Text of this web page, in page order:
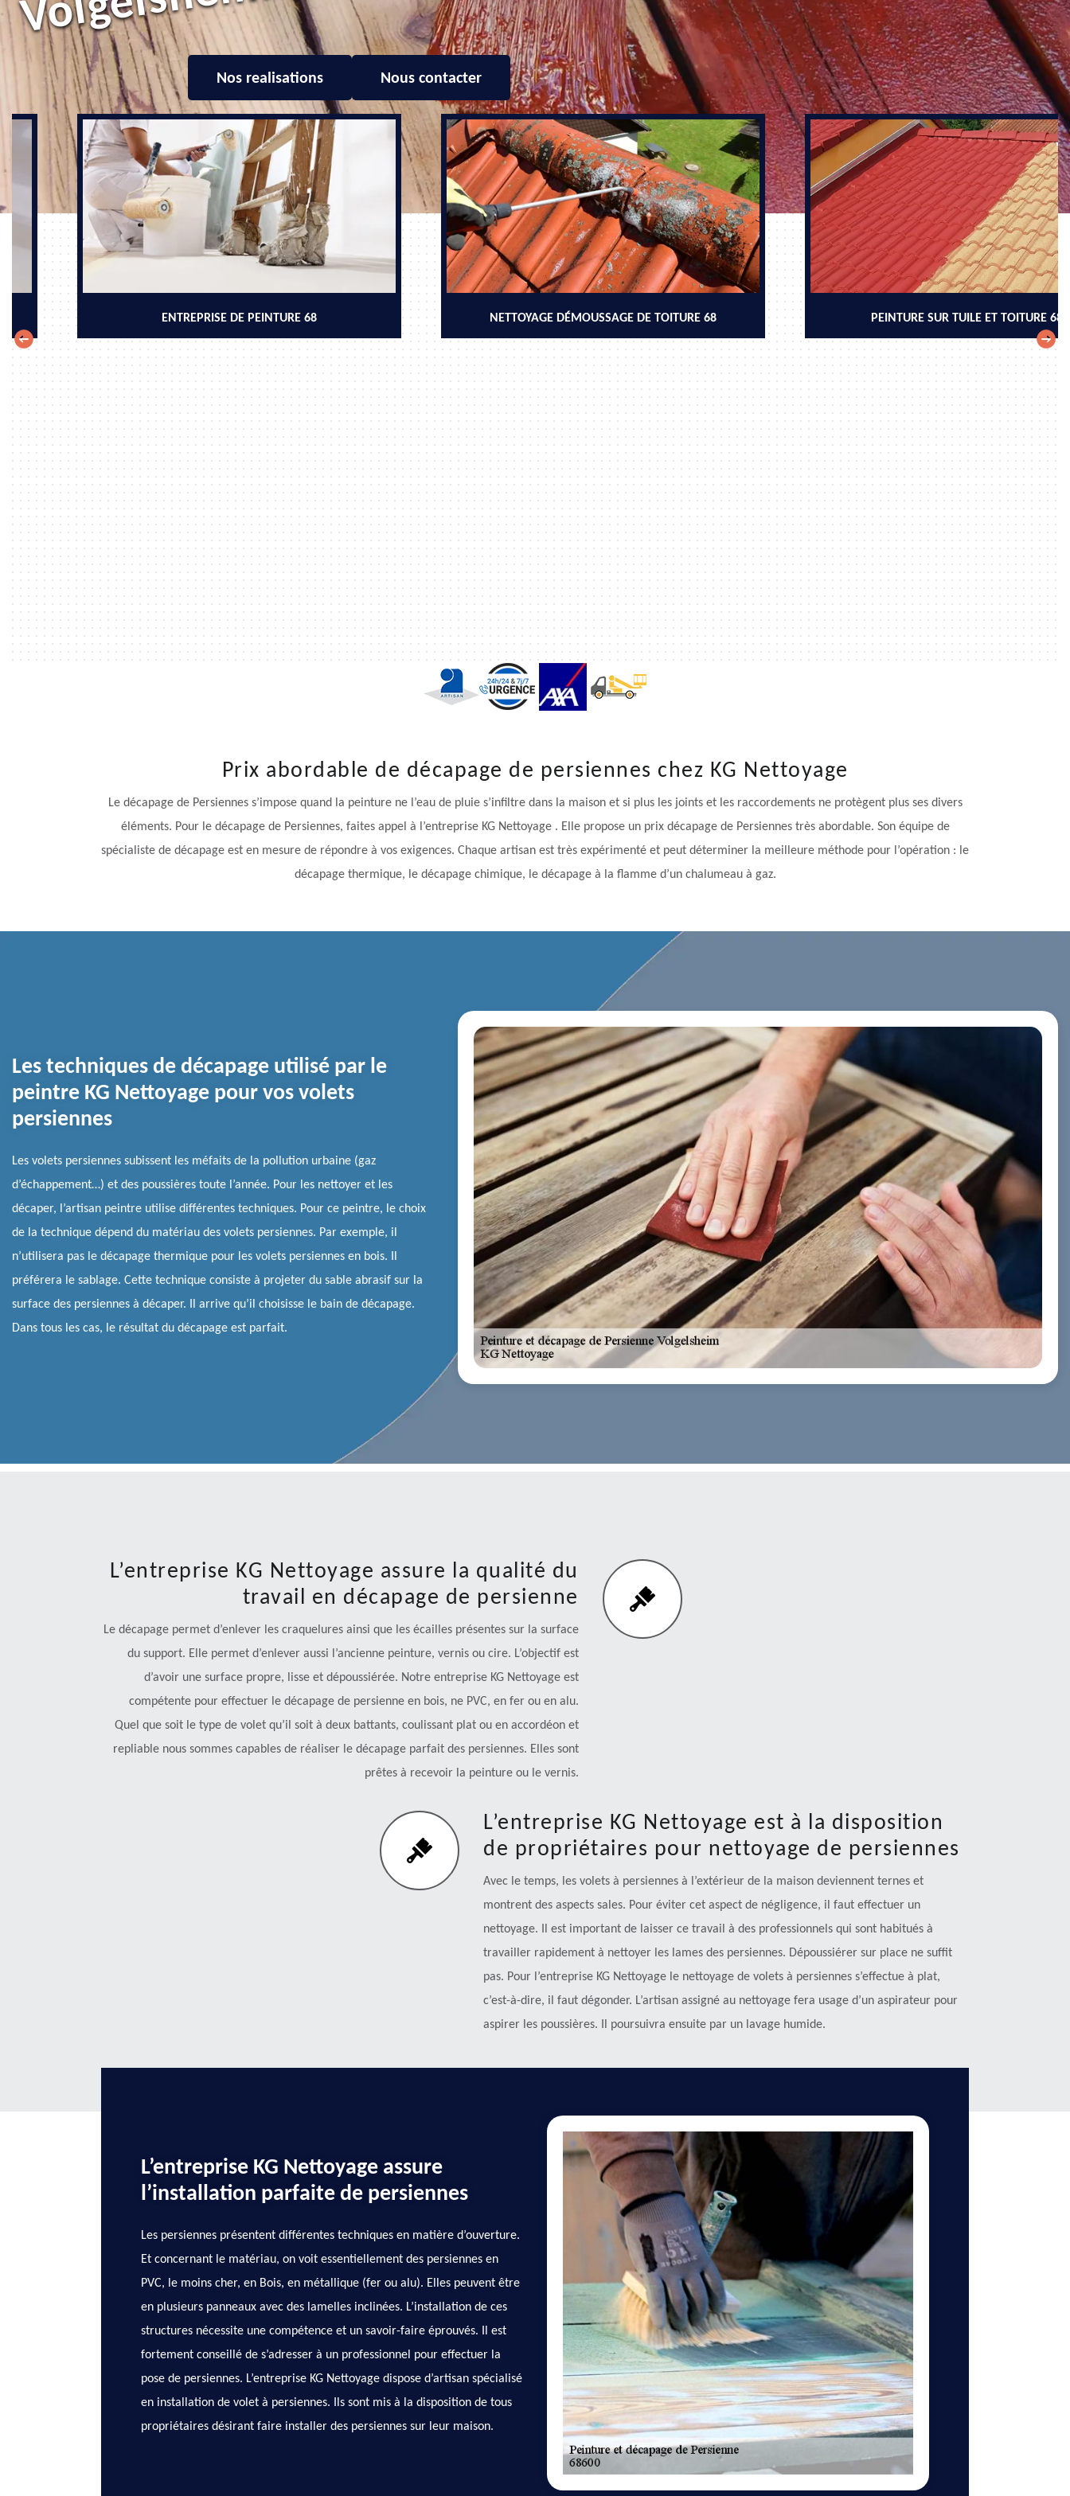
Nos realisations Nous contacter
ENTREPRISE DE PEINTURE 68 NETTOYAGE DÉMOUSSAGE DE TOITURE 68 PEINTURE SUR TUILE ET TOITURE 68
Prix abordable de décapage de persiennes chez KG Nettoyage
Le décapage de Persiennes s’impose quand la peinture ne l’eau de pluie s’infiltre dans la maison et si plus les joints et les raccordements ne protègent plus ses divers
éléments. Pour le décapage de Persiennes, faites appel à l’entreprise KG Nettoyage . Elle propose un prix décapage de Persiennes très abordable. Son équipe de
spécialiste de décapage est en mesure de répondre à vos exigences. Chaque artisan est très expérimenté et peut déterminer la meilleure méthode pour l’opération : le
décapage thermique, le décapage chimique, le décapage à la flamme d’un chalumeau à gaz.
Les techniques de décapage utilisé par le
peintre KG Nettoyage pour vos volets
persiennes
Les volets persiennes subissent les méfaits de la pollution urbaine (gaz
d’échappement…) et des poussières toute l’année. Pour les nettoyer et les
décaper, l’artisan peintre utilise différentes techniques. Pour ce peintre, le choix
de la technique dépend du matériau des volets persiennes. Par exemple, il
n’utilisera pas le décapage thermique pour les volets persiennes en bois. Il
préférera le sablage. Cette technique consiste à projeter du sable abrasif sur la
surface des persiennes à décaper. Il arrive qu’il choisisse le bain de décapage.
Dans tous les cas, le résultat du décapage est parfait.
L’entreprise KG Nettoyage assure la qualité du
travail en décapage de persienne
Le décapage permet d’enlever les craquelures ainsi que les écailles présentes sur la surface
du support. Elle permet d’enlever aussi l’ancienne peinture, vernis ou cire. L’objectif est
d’avoir une surface propre, lisse et dépoussiérée. Notre entreprise KG Nettoyage est
compétente pour effectuer le décapage de persienne en bois, ne PVC, en fer ou en alu.
Quel que soit le type de volet qu’il soit à deux battants, coulissant plat ou en accordéon et
repliable nous sommes capables de réaliser le décapage parfait des persiennes. Elles sont
prêtes à recevoir la peinture ou le vernis.
L’entreprise KG Nettoyage est à la disposition
de propriétaires pour nettoyage de persiennes
Avec le temps, les volets à persiennes à l’extérieur de la maison deviennent ternes et
montrent des aspects sales. Pour éviter cet aspect de négligence, il faut effectuer un
nettoyage. Il est important de laisser ce travail à des professionnels qui sont habitués à
travailler rapidement à nettoyer les lames des persiennes. Dépoussiérer sur place ne suffit
pas. Pour l’entreprise KG Nettoyage le nettoyage de volets à persiennes s’effectue à plat,
c’est-à-dire, il faut dégonder. L’artisan assigné au nettoyage fera usage d’un aspirateur pour
aspirer les poussières. Il poursuivra ensuite par un lavage humide.
L’entreprise KG Nettoyage assure
l’installation parfaite de persiennes
Les persiennes présentent différentes techniques en matière d’ouverture.
Et concernant le matériau, on voit essentiellement des persiennes en
PVC, le moins cher, en Bois, en métallique (fer ou alu). Elles peuvent être
en plusieurs panneaux avec des lamelles inclinées. L’installation de ces
structures nécessite une compétence et un savoir-faire éprouvés. Il est
fortement conseillé de s’adresser à un professionnel pour effectuer la
pose de persiennes. L’entreprise KG Nettoyage dispose d’artisan spécialisé
en installation de volet à persiennes. Ils sont mis à la disposition de tous
propriétaires désirant faire installer des persiennes sur leur maison.